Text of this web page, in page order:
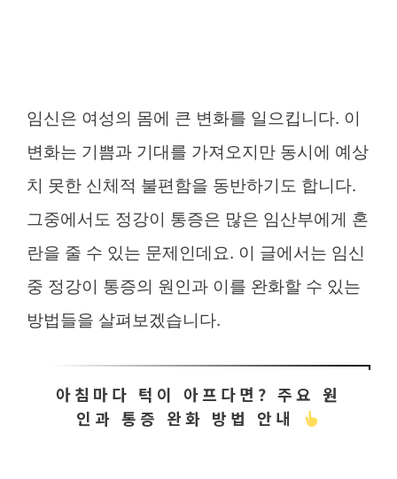
임신은 여성의 몸에 큰 변화를 일으킵니다. 이
변화는 기쁨과 기대를 가져오지만 동시에 예상
치 못한 신체적 불편함을 동반하기도 합니다.
그중에서도 정강이 통증은 많은 임산부에게 혼
란을 줄 수 있는 문제인데요. 이 글에서는 임신
중 정강이 통증의 원인과 이를 완화할 수 있는
방법들을 살펴보겠습니다.
아침마다 턱이 아프다면? 주요 원
인과 통증 완화 방법 안내